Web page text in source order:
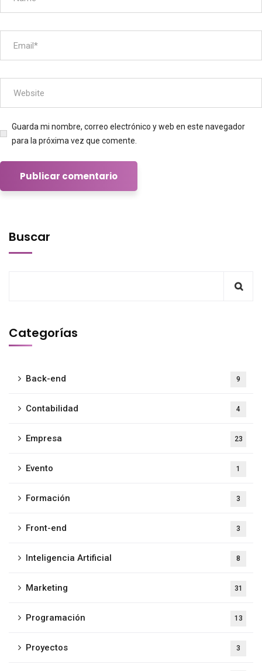
Guarda mi nombre, correo electrónico y web en este navegador
para la próxima vez que comente.
Buscar
Categorías
Back-end 9
Contabilidad 4
Empresa 23
Evento 1
Formación 3
Front-end 3
Inteligencia Artificial 8
Marketing 31
Programación 13
Proyectos 3